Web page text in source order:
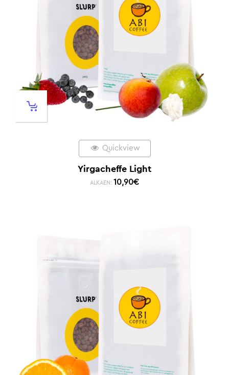
Quickview
Yirgacheffe Light
ALKAEN: 10,90€